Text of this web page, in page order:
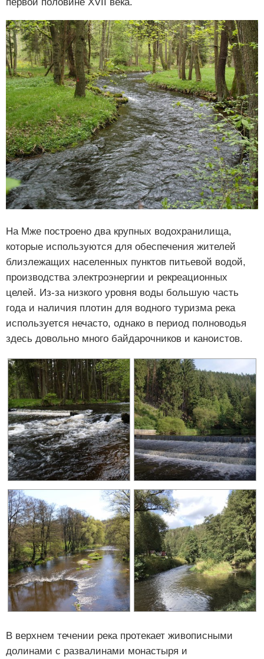
На Мже построено два крупных водохранилища,
которые используются для обеспечения жителей
близлежащих населенных пунктов питьевой водой,
производства электроэнергии и рекреационных
целей. Из-за низкого уровня воды большую часть
года и наличия плотин для водного туризма река
используется нечасто, однако в период полноводья
здесь довольно много байдарочников и каноистов.
В верхнем течении река протекает живописными
долинами с развалинами монастыря и